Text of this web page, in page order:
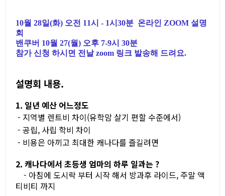
10월 28일(화) 오전 11시 - 1시30분 온라인 ZOOM 설명
회
밴쿠버 10월 27(월) 오후 7-9시 30분
참가 신청 하시면 전날 zoom 링크 발송해 드려요.
설명회 내용.
1. 일년 예산 어느정도
- 지역별 렌트비 차이(유학맘 살기 편할 수준에서)
- 공립, 사립 학비 차이
- 비용은 아끼고 최대한 캐나다를 즐길려면
2. 캐나다에서 초등생 엄마의 하루 일과는 ?
- 아침에 도시락 부터 시작 해서 방과후 라이드, 주말 액
티비티 까지